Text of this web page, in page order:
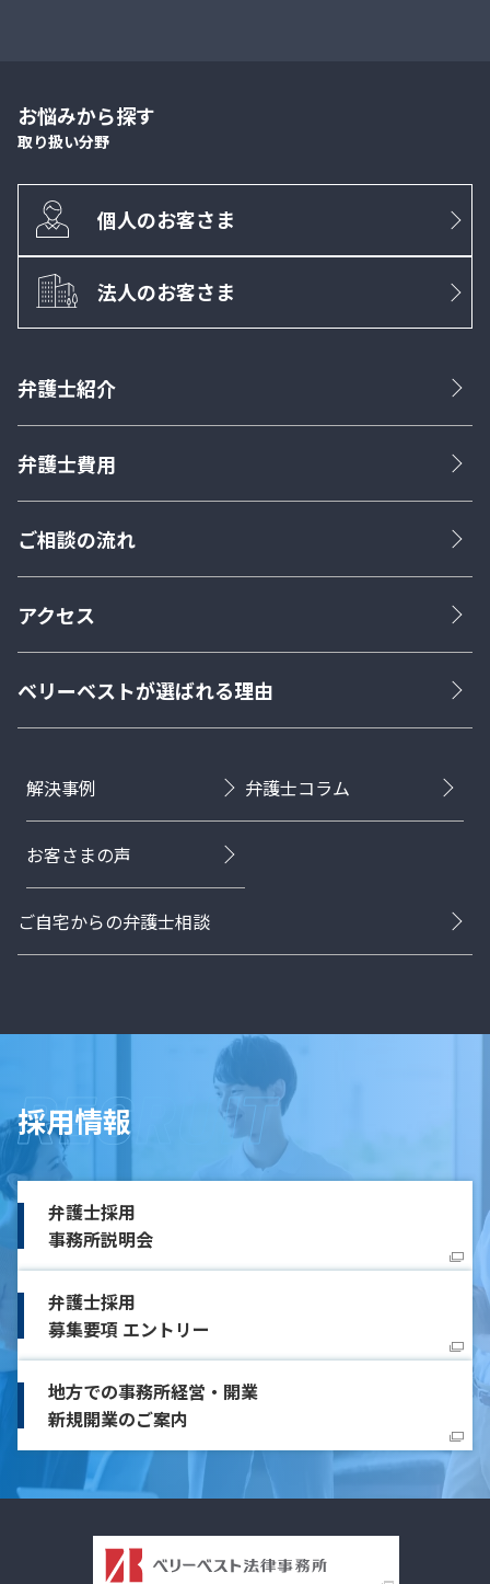
お悩みから探す
取り扱い分野
個人のお客さま
法人のお客さま
弁護士紹介
弁護士費用
ご相談の流れ
アクセス
ベリーベストが選ばれる理由
解決事例 弁護士コラム
お客さまの声
ご自宅からの弁護士相談
採用情報
弁護士採用
事務所説明会
弁護士採用
募集要項 エントリー
地方での事務所経営・開業
新規開業のご案内